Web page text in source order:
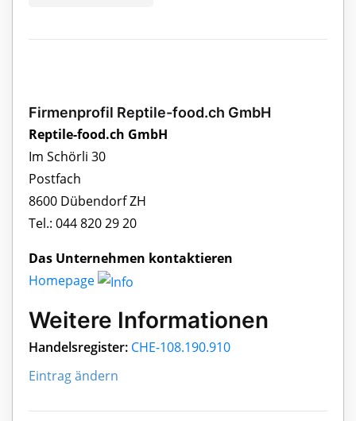
Firmenprofil Reptile-food.ch GmbH
Reptile-food.ch GmbH
Im Schörli 30
Postfach
8600 Dübendorf ZH
Tel.: 044 820 29 20
Das Unternehmen kontaktieren
Homepage
Weitere Informationen
Handelsregister: CHE-108.190.910
Eintrag ändern